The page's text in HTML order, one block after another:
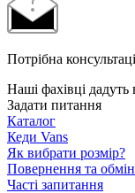
Потрібна
Наші фахівці дадуть
Задати питання
Каталог
Кеди Vans
Як вибрати розмір?
Повернення та обмін
Часті запитання